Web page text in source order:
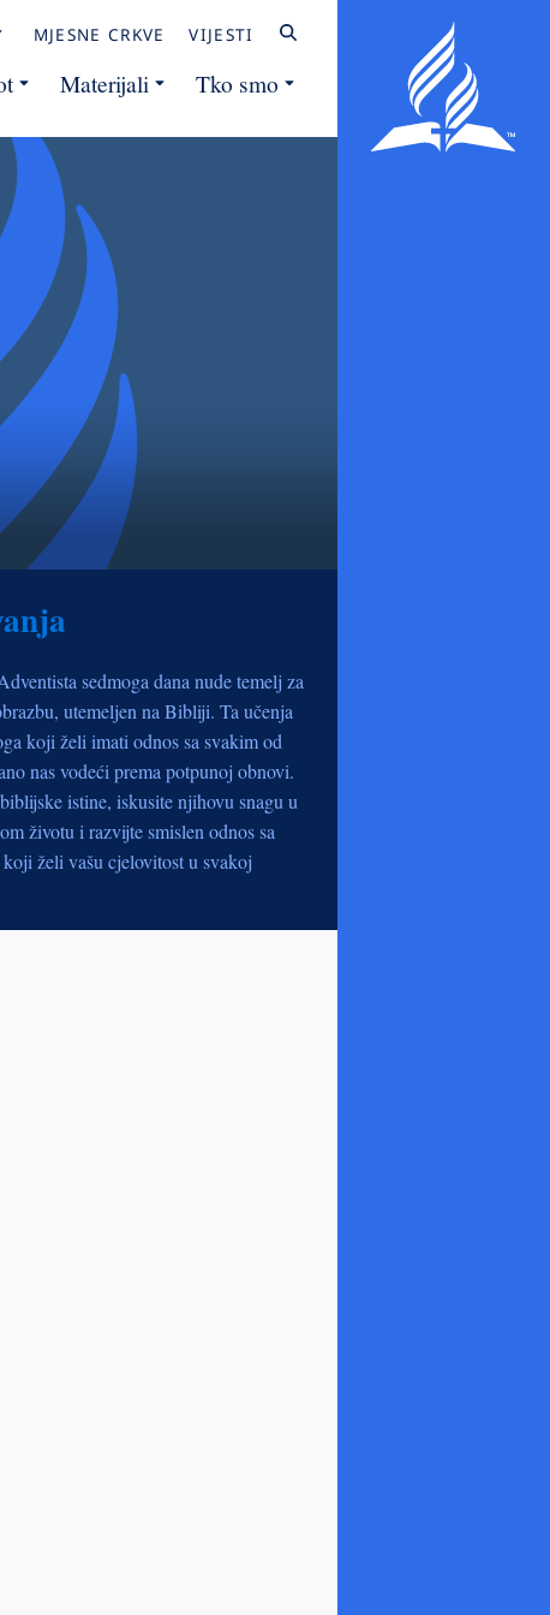
MJESNE CRKVE VIJESTI
Materijali Tko smo
sedmoga dana nude temelj za
utemeljen na Bibliji. Ta učenja
koji želi imati odnos sa svakim od
nas vodeći prema potpunoj obnovi.
istine, iskusite njihovu snagu u
životu i razvijte smislen odnos sa
želi vašu cjelovitost u svakoj